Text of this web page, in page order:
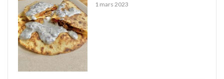
1 mars 2023